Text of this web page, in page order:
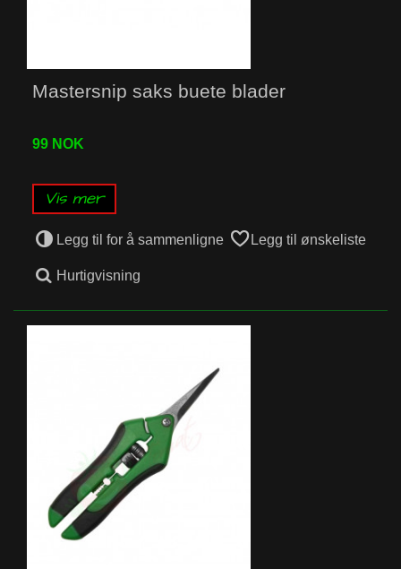
Mastersnip saks buete blader
99 NOK
Vis mer
Legg til for å sammenligne Legg til ønskeliste
Hurtigvisning